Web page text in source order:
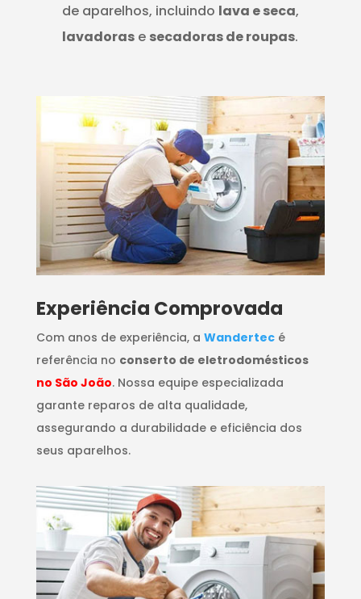
de aparelhos, incluindo lava e seca,
lavadoras e secadoras de roupas.
​Experiência Comprovada
Com anos de experiência, a Wandertecé
referência no conserto de eletrodomésticos
no São João. Nossa equipe especializada
garante reparos de alta qualidade,
assegurando a durabilidade e eficiência dos
seus aparelhos.